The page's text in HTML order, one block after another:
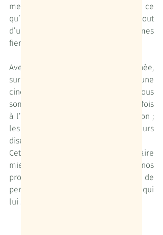
mettent tout en œuvre pour offrir ici ce
qu’on ne trouve pas toujours au bout
d’un voyage lointain, et nous sommes
fiers d'être de cette "confrérie".
Avec près de 500 nuitées cette année,
sur le Pilgrim ou à la Trémière, et une
cinquantaine de jours sur l’eau, nous
sommes fiers de voir une nouvelle fois
à l’honneur nos propositions d’évasion ;
les commentaires et avis des voyageurs
disent tout sur leur ressenti.
Cet hiver, nous allons travailler à faire
mieux encore, à enrichir nos
propositions de voyages afin de
permettre à chacun de réaliser ce qui
lui semble le plus important :